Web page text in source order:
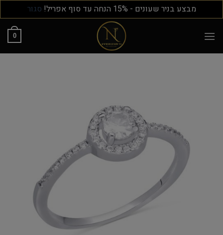
מבצע בניר שעונים - 15% הנחה עד סוף אפריל! סגור
0